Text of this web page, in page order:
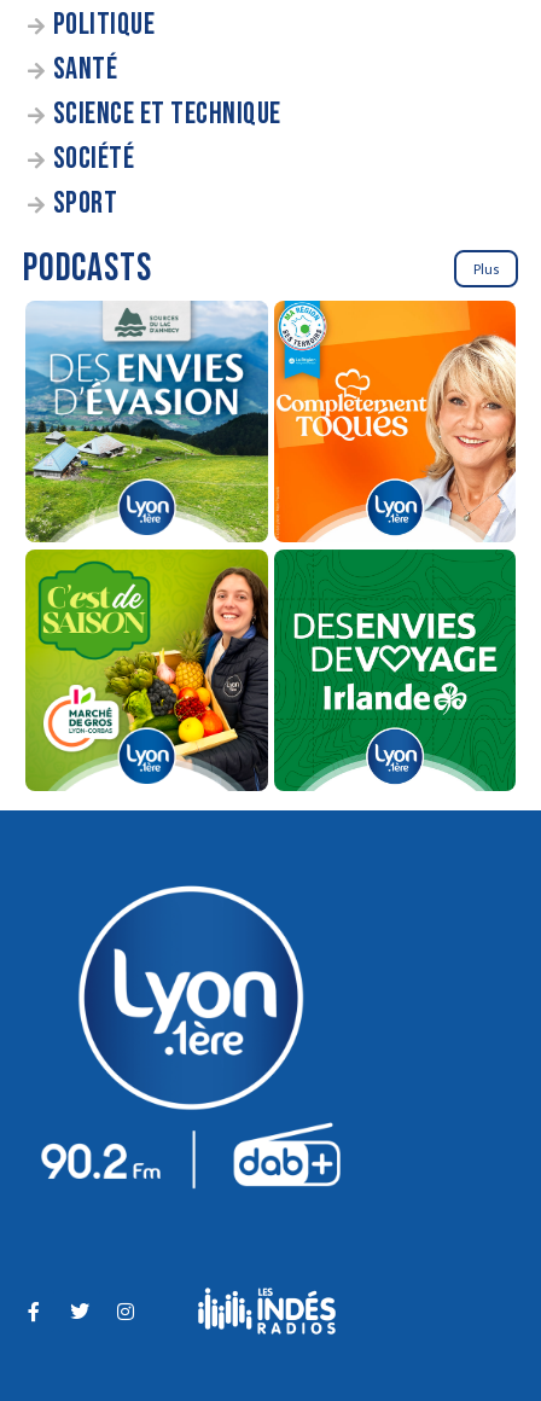
POLITIQUE
SANTÉ
SCIENCE ET TECHNIQUE
SOCIÉTÉ
SPORT
PODCASTS Plus